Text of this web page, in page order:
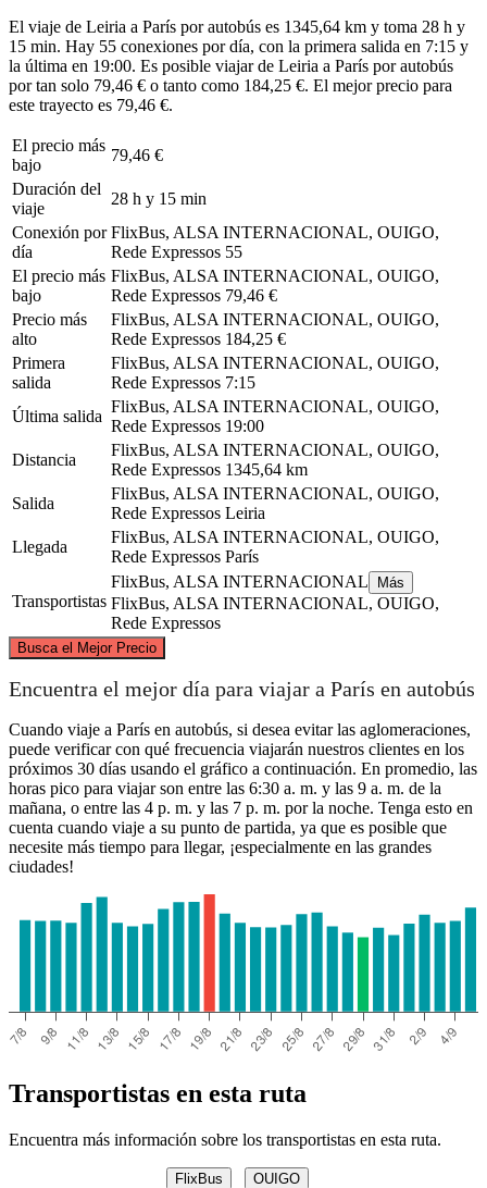
El viaje de Leiria a París por autobús es 1345,64 km y toma 28 h y
15 min. Hay 55 conexiones por día, con la primera salida en 7:15 y
la última en 19:00. Es posible viajar de Leiria a París por autobús
por tan solo 79,46 € o tanto como 184,25 €. El mejor precio para
este trayecto es 79,46 €.
El precio más
bajo
79,46 €
Duración del
viaje
28 h y 15 min
Conexión por
día
FlixBus, ALSA INTERNACIONAL, OUIGO,
Rede Expressos 55
El precio más
bajo
FlixBus, ALSA INTERNACIONAL, OUIGO,
Rede Expressos 79,46 €
Precio más
alto
FlixBus, ALSA INTERNACIONAL, OUIGO,
Rede Expressos 184,25 €
Primera
salida
FlixBus, ALSA INTERNACIONAL, OUIGO,
Rede Expressos 7:15
Última salida
FlixBus, ALSA INTERNACIONAL, OUIGO,
Rede Expressos 19:00
Distancia
FlixBus, ALSA INTERNACIONAL, OUIGO,
Rede Expressos 1345,64 km
Salida
FlixBus, ALSA INTERNACIONAL, OUIGO,
Rede Expressos Leiria
Llegada
FlixBus, ALSA INTERNACIONAL, OUIGO,
Rede Expressos París
Transportistas
FlixBus, ALSA INTERNACIONAL Más
FlixBus, ALSA INTERNACIONAL, OUIGO,
Rede Expressos
Busca el Mejor Precio
Encuentra el mejor día para viajar a París en autobús
Cuando viaje a París en autobús, si desea evitar las aglomeraciones,
puede verificar con qué frecuencia viajarán nuestros clientes en los
próximos 30 días usando el gráfico a continuación. En promedio, las
horas pico para viajar son entre las 6:30 a. m. y las 9 a. m. de la
mañana, o entre las 4 p. m. y las 7 p. m. por la noche. Tenga esto en
cuenta cuando viaje a su punto de partida, ya que es posible que
necesite más tiempo para llegar, ¡especialmente en las grandes
ciudades!
Transportistas en esta ruta
Encuentra más información sobre los transportistas en esta ruta.
FlixBus OUIGO